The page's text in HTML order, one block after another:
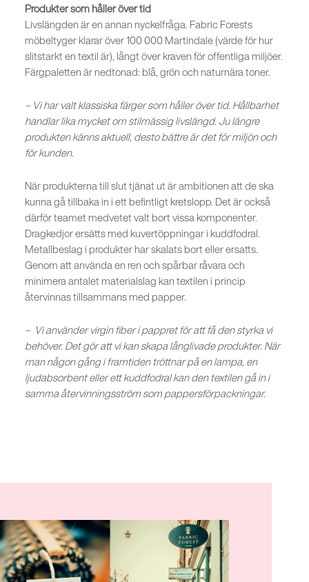
Produkter som håller över tid
Livslängden är en annan nyckelfråga. Fabric Forests
möbeltyger klarar över 100 000 Martindale (värde för hur
slitstarkt en textil är), långt över kraven för offentliga miljöer.
Färgpaletten är nedtonad: blå, grön och naturnära toner.
– Vi har valt klassiska färger som håller över tid. Hållbarhet
handlar lika mycket om stilmässig livslängd. Ju längre
produkten känns aktuell, desto bättre är det för miljön och
för kunden.
När produkterna till slut tjänat ut är ambitionen att de ska
kunna gå tillbaka in i ett befintligt kretslopp. Det är också
därför teamet medvetet valt bort vissa komponenter.
Dragkedjor ersätts med kuvertöppningar i kuddfodral.
Metallbeslag i produkter har skalats bort eller ersatts.
Genom att använda en ren och spårbar råvara och
minimera antalet materialslag kan textilen i princip
återvinnas tillsammans med papper.
– Vi använder virgin fiber i pappret för att få den styrka vi
behöver. Det gör att vi kan skapa långlivade produkter. När
man någon gång i framtiden tröttnar på en lampa, en
ljudabsorbent eller ett kuddfodral kan den textilen gå in i
samma återvinningsström som pappersförpackningar.